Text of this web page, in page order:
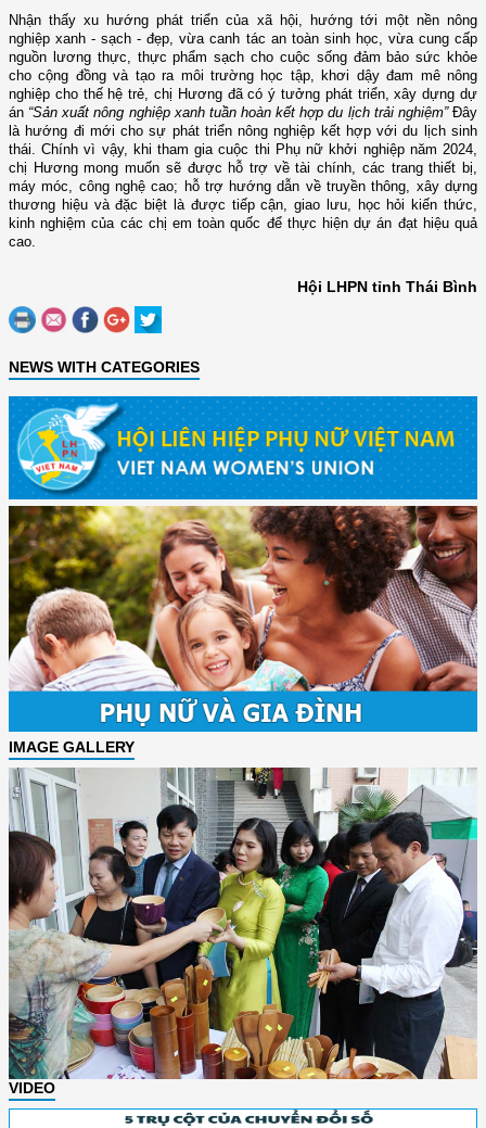
Nhận thấy xu hướng phát triển của xã hội, hướng tới một nền nông
nghiệp xanh - sạch - đẹp, vừa canh tác an toàn sinh học, vừa cung cấp
nguồn lương thực, thực phẩm sạch cho cuộc sống đảm bảo sức khỏe
cho cộng đồng và tạo ra môi trường học tập, khơi dậy đam mê nông
nghiệp cho thế hệ trẻ, chị Hương đã có ý tưởng phát triển, xây dựng dự
án “Sản xuất nông nghiệp xanh tuần hoàn kết hợp du lịch trải nghiệm”Đây
là hướng đi mới cho sự phát triển nông nghiệp kết hợp với du lịch sinh
thái. Chính vì vậy, khi tham gia cuộc thi Phụ nữ khởi nghiệp năm 2024,
chị Hương mong muốn sẽ được hỗ trợ về tài chính, các trang thiết bị,
máy móc, công nghệ cao; hỗ trợ hướng dẫn về truyền thông, xây dựng
thương hiệu và đặc biệt là được tiếp cận,giao lưu, học hỏi kiến thức,
kinh nghiệm của các chị em toàn quốc để thực hiện dự án đạt hiệu quả
cao.
Hội LHPN tỉnh Thái Bình
NEWS WITH CATEGORIES
IMAGE GALLERY
VIDEO